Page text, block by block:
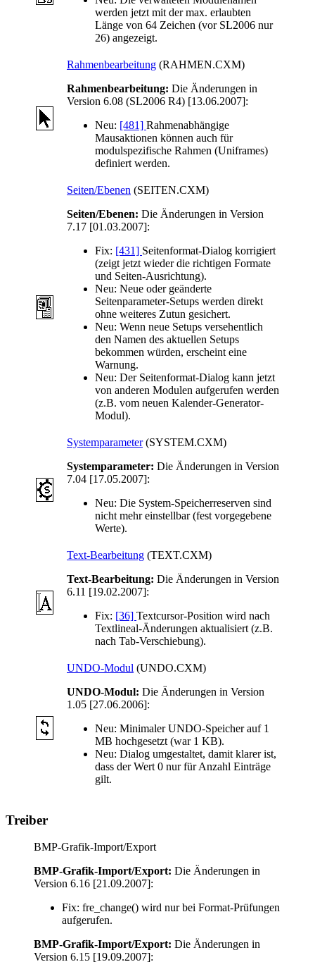
werden jetzt mit der max. erlaubten
Länge von 64 Zeichen (vor SL2006 nur
26) angezeigt.
Rahmenbearbeitung (RAHMEN.CXM)
Rahmenbearbeitung: Die Änderungen in
Version 6.08 (SL2006 R4) [13.06.2007]:
Neu: [481] Rahmenabhängige
Mausaktionen können auch für
modulspezifische Rahmen (Uniframes)
definiert werden.
Seiten/Ebenen (SEITEN.CXM)
Seiten/Ebenen: Die Änderungen in Version
7.17 [01.03.2007]:
Fix: [431] Seitenformat-Dialog korrigiert
(zeigt jetzt wieder die richtigen Formate
und Seiten-Ausrichtung).
Neu: Neue oder geänderte
Seitenparameter-Setups werden direkt
ohne weiteres Zutun gesichert.
Neu: Wenn neue Setups versehentlich
den Namen des aktuellen Setups
bekommen würden, erscheint eine
Warnung.
Neu: Der Seitenformat-Dialog kann jetzt
von anderen Modulen aufgerufen werden
(z.B. vom neuen Kalender-Generator-
Modul).
Systemparameter(SYSTEM.CXM)
Systemparameter: Die Änderungen in Version
7.04 [17.05.2007]:
Neu: Die System-Speicherreserven sind
nicht mehr einstellbar (fest vorgegebene
Werte).
Text-Bearbeitung (TEXT.CXM)
Text-Bearbeitung: Die Änderungen in Version
6.11 [19.02.2007]:
Fix: [36] Textcursor-Position wird nach
Textlineal-Änderungen aktualisiert (z.B.
nach Tab-Verschiebung).
UNDO-Modul (UNDO.CXM)
UNDO-Modul: Die Änderungen in Version
1.05 [27.06.2006]:
Neu: Minimaler UNDO-Speicher auf 1
MB hochgesetzt (war 1 KB).
Neu: Dialog umgestaltet, damit klarer ist,
dass der Wert 0 nur für Anzahl Einträge
gilt.
Treiber
BMP-Grafik-Import/Export
BMP-Grafik-Import/Export: Die Änderungen in
Version 6.16 [21.09.2007]:
Fix: fre_change() wird nur bei Format-Prüfungen
aufgerufen.
BMP-Grafik-Import/Export: Die Änderungen in
Version 6.15 [19.09.2007]: